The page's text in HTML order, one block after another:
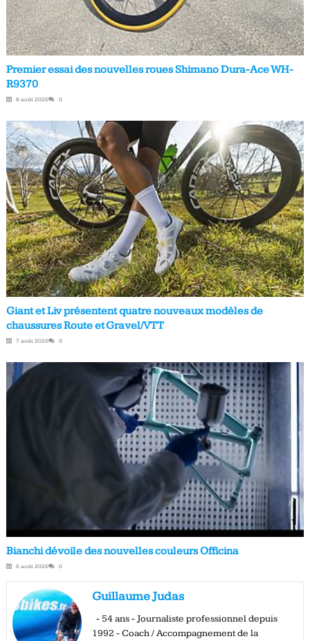
Premier essai des nouvelles roues Shimano Dura-Ace WH-
R9370
8 août 2026 0
Giant et Liv présentent quatre nouveaux modèles de
chaussures Route et Gravel/VTT
7 août 2026 0
Bianchi dévoile des nouvelles couleurs Officina
6 août 2026 0
Guillaume Judas
- 54 ans - Journaliste professionnel depuis
1992 - Coach / Accompagnement de la